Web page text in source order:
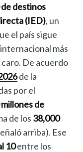
destinos
(IED), un
el país sigue
más
De acuerdo
de la
por el
de
de los 38,000
arriba). Ese
10entre los